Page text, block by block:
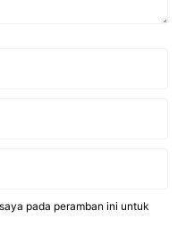
pada peramban ini untuk